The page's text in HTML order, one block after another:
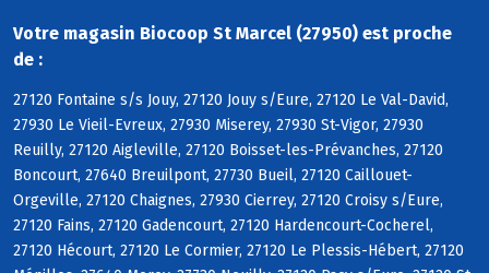
Votre magasin Biocoop St Marcel (27950) est proche
de :
27120 Fontaine s/s Jouy, 27120 Jouy s/Eure, 27120 Le Val-David,
27930 Le Vieil-Evreux, 27930 Miserey, 27930 St-Vigor, 27930
Reuilly, 27120 Aigleville, 27120 Boisset-les-Prévanches, 27120
Boncourt, 27640 Breuilpont, 27730 Bueil, 27120 Caillouet-
Orgeville, 27120 Chaignes, 27930 Cierrey, 27120 Croisy s/Eure,
27120 Fains, 27120 Gadencourt, 27120 Hardencourt-Cocherel,
27120 Hécourt, 27120 Le Cormier, 27120 Le Plessis-Hébert, 27120